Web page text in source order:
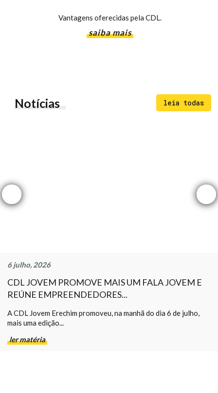
Vantagens oferecidas pela CDL.
saiba mais
Notícias leia todas
6 julho, 2026
CDL JOVEM PROMOVE MAIS UM FALA JOVEM E
REÚNE EMPREENDEDORES...
A CDL Jovem Erechim promoveu, na manhã do dia 6 de julho,
mais uma edição...
ler matéria